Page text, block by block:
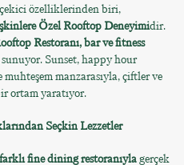
özelliklerinden biri,
Özel Rooftop Deneyimidir.
Restoranı, bar ve fitness
Sunset, happy hour
manzarasıyla, çiftler ve
ortam yaratıyor.
Seçkin Lezzetler
farklı fine dining restoranıylagerçek